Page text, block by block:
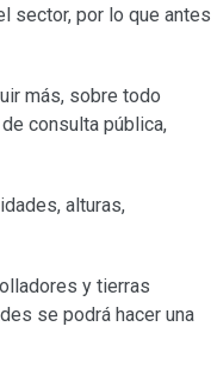
sector, por lo que antes
más, sobre todo
consulta pública,
alturas,
y tierras
se podrá hacer una